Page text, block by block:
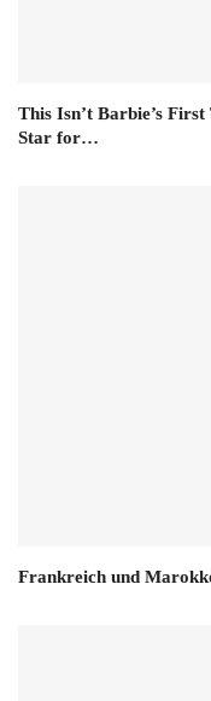
This Isn’t Barbie’s First
Star for…
Frankreich und